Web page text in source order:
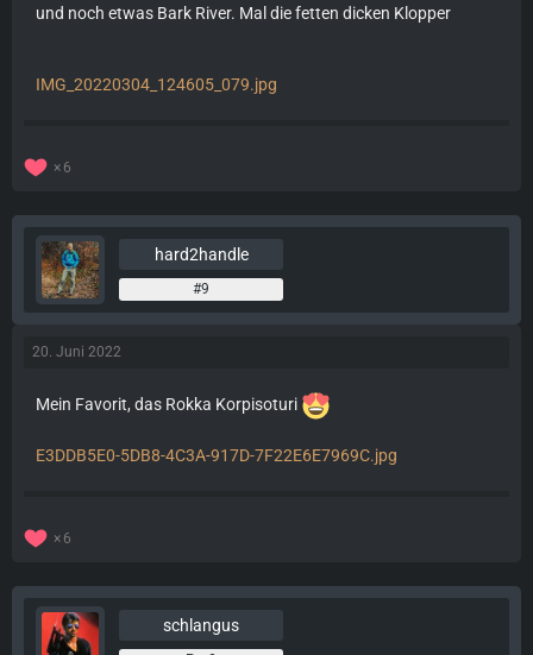
und noch etwas Bark River. Mal die fetten dicken Klopper
IMG_20220304_124605_079.jpg
6
hard2handle
#9
20. Juni 2022
Mein Favorit, das Rokka Korpisoturi
E3DDB5E0-5DB8-4C3A-917D-7F22E6E7969C.jpg
6
schlangus